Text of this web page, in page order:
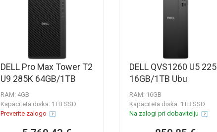
DELL Pro Max Tower T2
U9 285K 64GB/1TB
RAM: 4GB
Kapaciteta diska: 1TB SSD
Preverite zalogo
DELL QVS1260 U5 225
16GB/1TB Ubu
RAM: 16GB
Kapaciteta diska: 1TB SSD
Na zalogi pri dobavitelju